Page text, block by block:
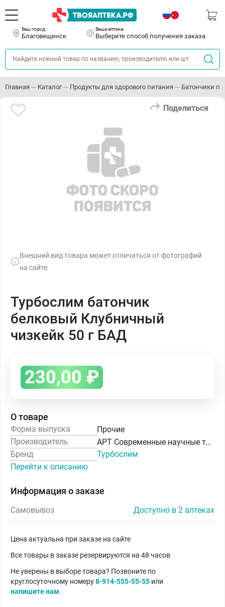
Ваш город:
Благовещенск
Ваша аптека:
Выберите способ получения заказа
Главная Каталог Продукты для здорового питания Батончики
Поделиться
Внешний вид товара может отличаться от фотографий
на сайте
Турбослим батончик
белковый Клубничный
чизкейк 50 г БАД
230,00 ₽
О товаре
Форма выпуска
Прочие
Производитель
АРТ Современные научные технологии ООО
Бренд
Турбослим
Перейти к описанию
Информация о заказе
Самовывоз Доступно в 2 аптеках
Цена актуальна при заказе на сайте
Все товары в заказе резервируются на 48 часов
Не уверены в выборе товара? Позвоните по
круглосуточному номеру8-914-555-55-55 или
напишите нам.